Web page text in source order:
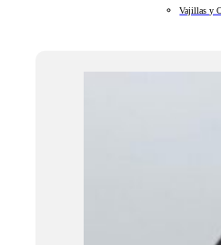
Vajillas y